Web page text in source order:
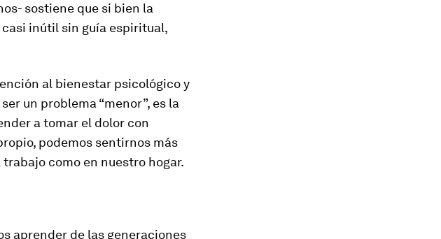
sostiene que si bien la
inútil sin guía espiritual,
al bienestar psicológico y
un problema “menor”, es la
a tomar el dolor con
podemos sentirnos más
como en nuestro hogar.
aprender de las generaciones